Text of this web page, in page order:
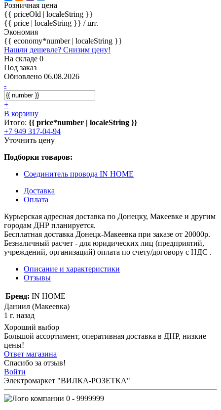
Розничная цена
{{ priceOld | localeString }}
{{ price | localeString }} / шт.
Экономия
{{ economy*number | localeString }}
Нашли дешевле? Снизим цену!
На складе 0
Под заказ
Обновлено 06.08.2026
-
+
В корзину
Итого: {{ price*number | localeString }}
+7 949 317-04-94
Уточнить цену
Подборки товаров:
Соединитель провода IN HOME
Доставка
Оплата
Курьерская адресная доставка по Донецку, Макеевке и другим
городам ДНР планируется.
Бесплатная доставка Донецк-Макеевка при заказе от 20000р.
Безналичный расчет - для юридических лиц (предприятий,
учреждений, организаций) оплата по счету/договору с НДС .
Описание и характеристики
Отзывы
Бренд: IN HOME
Даниил (Макеевка)
1 г. назад
Хороший выбор
Большой ассортимент, оперативная доставка в ДНР, низкие
цены!
Ответ магазина
Спасибо за отзыв!
Войти
Электромаркет "ВИЛКА-РОЗЕТКА"
0 - 9999999